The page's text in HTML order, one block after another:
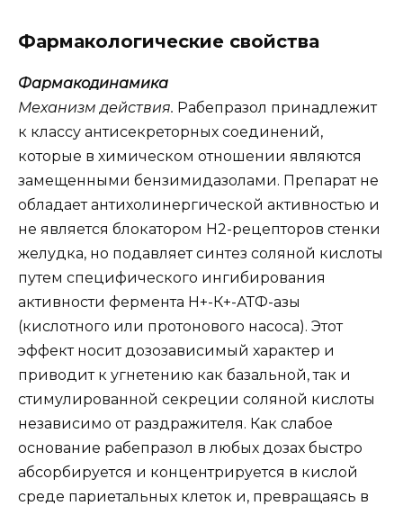
Фармакологические свойства
Фармакодинамика
Механизм действия. Рабепразол принадлежит
к классу антисекреторных соединений,
которые в химическом отношении являются
замещенными бензимидазолами. Препарат не
обладает антихолинергической активностью и
не является блокатором Н2-рецепторов стенки
желудка, но подавляет синтез соляной кислоты
путем специфического ингибирования
активности фермента Н+-К+-АТФ-азы
(кислотного или протонового насоса). Этот
эффект носит дозозависимый характер и
приводит к угнетению как базальной, так и
стимулированной секреции соляной кислоты
независимо от раздражителя. Как слабое
основание рабепразол в любых дозах быстро
абсорбируется и концентрируется в кислой
среде париетальных клеток и, превращаясь в